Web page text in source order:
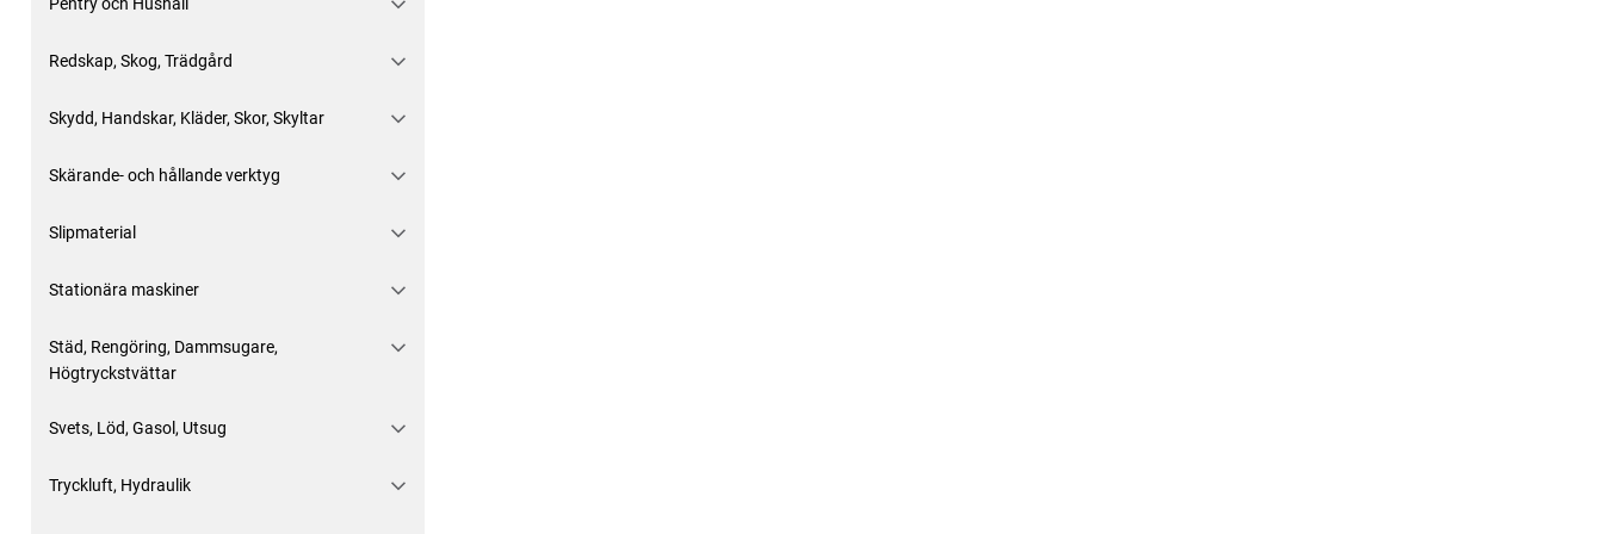
Redskap, Skog, Trädgård
Skydd, Handskar, Kläder, Skor, Skyltar
Skärande- och hållande verktyg
Slipmaterial
Stationära maskiner
Städ, Rengöring, Dammsugare,
Högtryckstvättar
Svets, Löd, Gasol, Utsug
Tryckluft, Hydraulik